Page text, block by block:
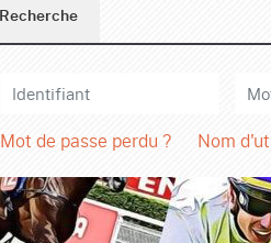
Recherche
Mot de passe perdu ? Nom